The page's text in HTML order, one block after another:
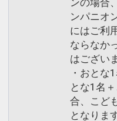
ンの場合
ンパニオ
にはご利
ならなか
はござい
・おとな
とな1名
合、こど
となりま